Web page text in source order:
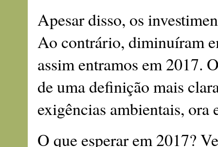
Apesar disso, os
Ao contrário, diminuíram
assim entramos em 2017.
de uma definição mais
exigências ambientais, ora
O que esperar em 2017?